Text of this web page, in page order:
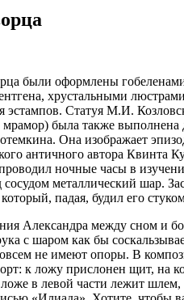
были оформлены
хрустальными
эстампов. Статуя М.И.
была также выполнена
Она изображает
античного автора Квинта
ночные часы в
сосудом металлический шар.
падая, будил его
Александра между сном и
с шаром как бы
не имеют опоры. В
к ложу прислонен щит, на
в левой части лежит